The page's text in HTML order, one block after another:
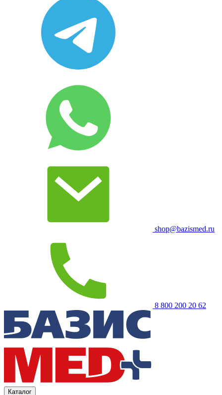
shop@bazismed.ru
8 800 200 20 62
Каталог